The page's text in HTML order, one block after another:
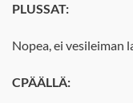
PLUSSAT:
Nopea, ei vesileiman
CPÄÄLLÄ: